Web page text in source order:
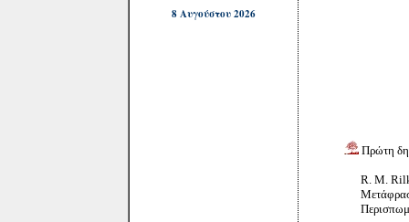
8 Αυγούστου 2026
Πρώτη
R. M.